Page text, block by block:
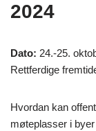
2024
Dato: 24.-25.
Rettferdige
Hvordan kan
møteplasser i